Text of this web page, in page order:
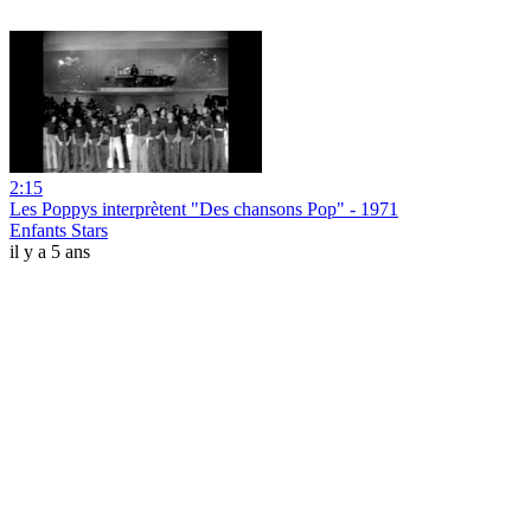
2:15
Les Poppys interprètent "Des chansons Pop" - 1971
Enfants Stars
il y a 5 ans